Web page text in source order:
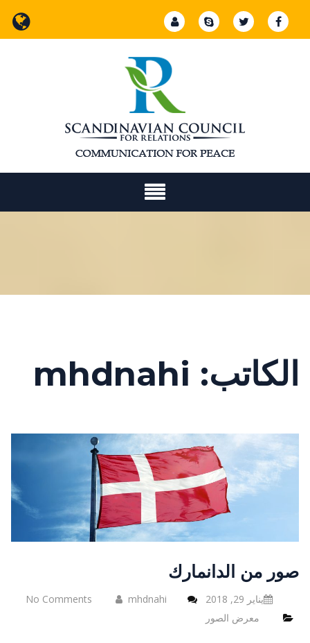
الكاتب: mhdnahi
صور من الدانمارك
يناير 29, 2018 No Comments
mhdnahi
معرض الصور